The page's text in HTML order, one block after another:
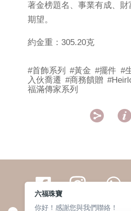
著金榜題名、事業有成、
期望。
約金重：305.20克
#首飾系列 #黃金 #擺件 #
入伙喬遷 #商務饋贈
福滿傳家系列
 
六福珠寶
你好！感謝您與我們聯絡！